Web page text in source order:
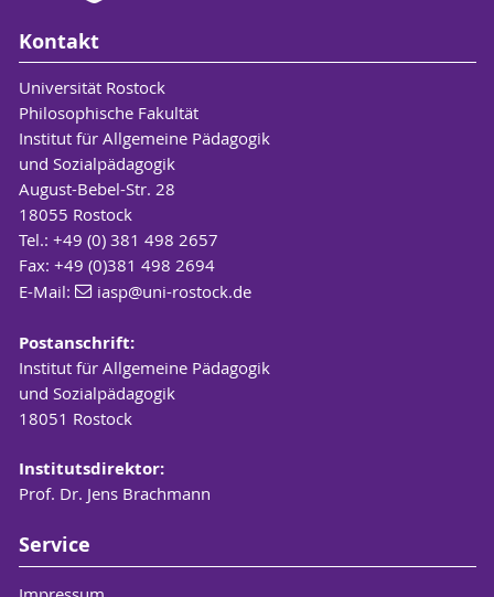
Kontakt
Universität Rostock
Philosophische Fakultät
Institut für Allgemeine Pädagogik
und Sozialpädagogik
August-Bebel-Str. 28
18055 Rostock
Tel.: +49 (0) 381 498 2657
Fax: +49 (0)381 498 2694
E-Mail:
iasp@uni-rostock.de
Postanschrift:
Institut für Allgemeine Pädagogik
und Sozialpädagogik
18051 Rostock
Institutsdirektor:
Prof. Dr. Jens Brachmann
Service